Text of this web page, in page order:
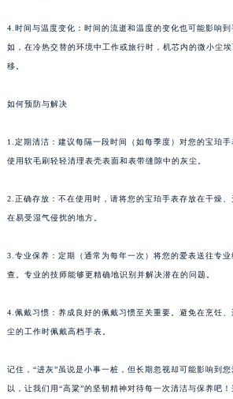
4.时间与温度变化：时间的流逝和温度的变化也可能影响
如，在冷热交替的环境中工作或旅行时，机芯内的微小尘
移。
如何预防与解决
1.定期清洁：建议每隔一段时间（如每季度）对您的宝珀手
使用软毛刷轻轻清理表壳表面和表带缝隙中的灰尘。
2.正确存放：不在使用时，请将您的宝珀手表存放在干燥
在易受湿气侵扰的地方。
3.专业保养：定期（通常为每年一次）将您的爱表送往专
查。专业的技师能够更精确地识别并解决潜在的问题。
4.佩戴习惯：养成良好的佩戴习惯至关重要。避免在烹饪
尘的工作时佩戴高档手表。
记住，“进灰”虽说是小事一桩，但长期忽视却可能影响到
以，让我们用“高粱”的坚韧精神对待每一次清洁与保养吧